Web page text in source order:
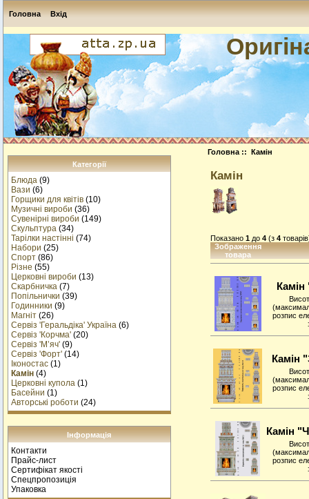
Головна Вхід
Категорії
Блюда (9)
Вази (6)
Горщики для квітів (10)
Музичнi вироби (36)
Сувенірні вироби (149)
Скульптура (34)
Тарілки настінні (74)
Набори (25)
Спорт (86)
Різне (55)
Церковні вироби (13)
Cкарбничка (7)
Попільнички (39)
Годинники (9)
Магніт (26)
Сервіз 'Геральдіка' Україна (6)
Сервіз 'Корчма' (20)
Сервіз 'М’яч' (9)
Сервіз 'Форт' (14)
Іконостас (1)
Камін (4)
Церковні купола (1)
Басейни (1)
Авторські роботи (24)
Інформація
Контакти
Прайс-лист
Сертифікат якості
Спецпропозиція
Упаковка
Головна :: Камін
Камін
Показано 1до 4(з 4
Зображення
товара
розпис
Камін
розпис
Камін
розпис